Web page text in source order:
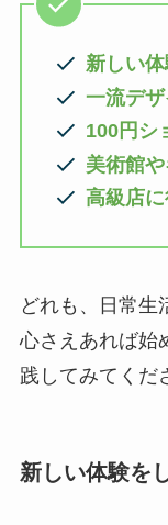
新しい
一流デ
100円シ
美術館
高級店
どれも、日常生
心さえあれば始
践してみてくだ
新しい体験を